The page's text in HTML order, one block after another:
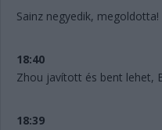
Sainz negyedik, megoldotta!
18:40
Zhou javított és bent lehet,
18:39